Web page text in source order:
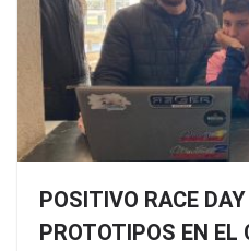
POSITIVO RACE
PROTOTIPOS EN EL